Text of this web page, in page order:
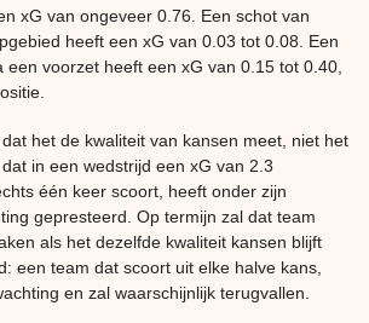
xG van ongeveer 0.76. Een schot van
heeft een xG van 0.03 tot 0.08. Een
een voorzet heeft een xG van 0.15 tot 0.40,
het de kwaliteit van kansen meet, niet het
in een wedstrijd een xG van 2.3
één keer scoort, heeft onder zijn
gepresteerd. Op termijn zal dat team
als het dezelfde kwaliteit kansen blijft
een team dat scoort uit elke halve kans,
en zal waarschijnlijk terugvallen.